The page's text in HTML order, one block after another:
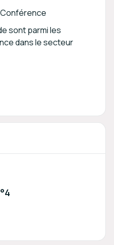
Conférence
sont parmi les
dans le secteur